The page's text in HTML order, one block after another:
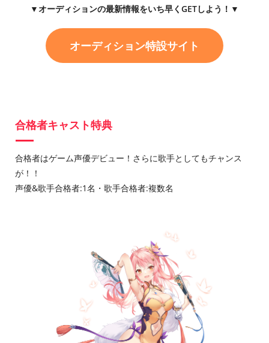
▼オーディションの最新情報をいち早くGETしよう！▼
オーディション特設サイト
合格者キャスト特典
合格者はゲーム声優デビュー！さらに歌手としてもチャンス
が！！
声優&歌手合格者:1名・歌手合格者:複数名